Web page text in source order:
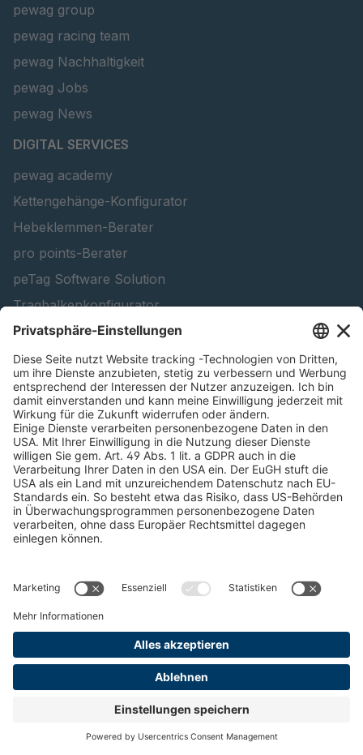
pewag group
pewag racing team
pewag Nachhaltigkeit
pewag Jobs
pewag News
DIGITAL SERVICES
pewag academy
Kettengehänge-Konfigurator
Hebeklemmen-Berater
pro points-Berater
peTag Software Solution
Tragbalkenkonfigurator
Schneekettenkonfigurator - Firmenkunden
Schneekettenkonfigurator - Privatkunden
Forstprodukt finden
Kataloge
RECHTLICHE INFORMATIONEN
Zertifikate
Bildnutzungsvereinbarung
AGB
Datenschutz
Impressum
© 2026 pewag International GmbH